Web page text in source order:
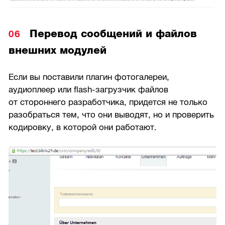
Перевод сообщений и файлов
внешних модулей
Если вы поставили плагин фотогалереи,
аудиоплеер или flash-загрузчик файлов
от стороннего разработчика, придется не только
разобраться тем, что они выводят, но и проверить
кодировку, в которой они работают.